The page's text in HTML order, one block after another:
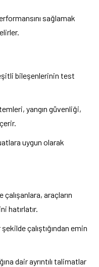
sağlamak
bileşenlerinin test
yangın güvenliği,
uygun olarak
araçların
hatırlatır.
çalıştığından emin
dair ayrıntılı talimatlar